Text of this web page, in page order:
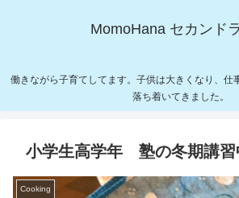
MomoHana セカンド
働きながら子育てしてます。子供は大きくなり、仕
落ち着いてきました。
小学生高学年 塾の冬期講習
Cooking